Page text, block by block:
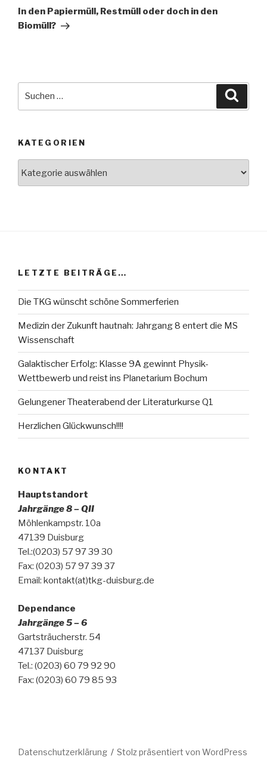
Beitrag
In den Papiermüll, Restmüll oder doch in den
Biomüll?
KATEGORIEN
LETZTE BEITRÄGE…
Die TKG wünscht schöne Sommerferien
Medizin der Zukunft hautnah: Jahrgang 8 entert die MS
Wissenschaft
Galaktischer Erfolg: Klasse 9A gewinnt Physik-
Wettbewerb und reist ins Planetarium Bochum
Gelungener Theaterabend der Literaturkurse Q1
Herzlichen Glückwunsch!!!!
KONTAKT
Hauptstandort
Jahrgänge 8 – QII
Möhlenkampstr. 10a
47139 Duisburg
Tel.:(0203) 57 97 39 30
Fax: (0203) 57 97 39 37
Email: kontakt(at)tkg-duisburg.de
Dependance
Jahrgänge 5 – 6
Gartsträucherstr. 54
47137 Duisburg
Tel.: (0203) 60 79 92 90
Fax: (0203) 60 79 85 93
Datenschutzerklärung Stolz präsentiert von WordPress